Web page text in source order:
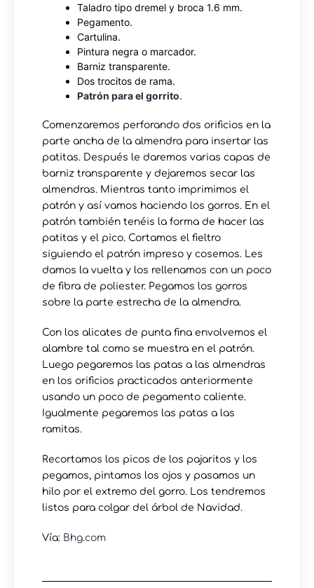
Taladro tipo dremel y broca 1.6 mm.
Pegamento.
Cartulina.
Pintura negra o marcador.
Barniz transparente.
Dos trocitos de rama.
Patrón para el gorrito.
Comenzaremos perforando dos orificios en la
parte ancha de la almendra para insertar las
patitas. Después le daremos varias capas de
barniz transparente y dejaremos secar las
almendras. Mientras tanto imprimimos el
patrón y así vamos haciendo los gorros. En el
patrón también tenéis la forma de hacer las
patitas y el pico. Cortamos el fieltro
siguiendo el patrón impreso y cosemos. Les
damos la vuelta y los rellenamos con un poco
de fibra de poliester. Pegamos los gorros
sobre la parte estrecha de la almendra.
Con los alicates de punta fina envolvemos el
alambre tal como se muestra en el patrón.
Luego pegaremos las patas a las almendras
en los orificios practicados anteriormente
usando un poco de pegamento caliente.
Igualmente pegaremos las patas a las
ramitas.
Recortamos los picos de los pajaritos y los
pegamos, pintamos los ojos y pasamos un
hilo por el extremo del gorro. Los tendremos
listos para colgar del árbol de Navidad.
Vía: Bhg.com